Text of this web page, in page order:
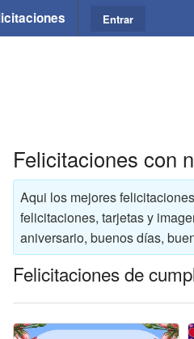
Entrar
Felicitaciones con
Aqui los mejores
felicitaciones, tarjetas y
aniversario, buenos días,
Felicitaciones de